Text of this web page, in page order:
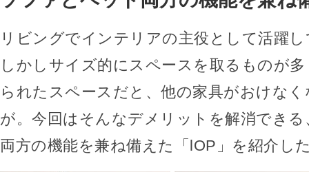
リビングでインテリアの主役として活躍
しかしサイズ的にスペースを取るものが
られたスペースだと、他の家具がおけな
が。今回はそんなデメリットを解消でき
両方の機能を兼ね備えた「lOP」を紹介し